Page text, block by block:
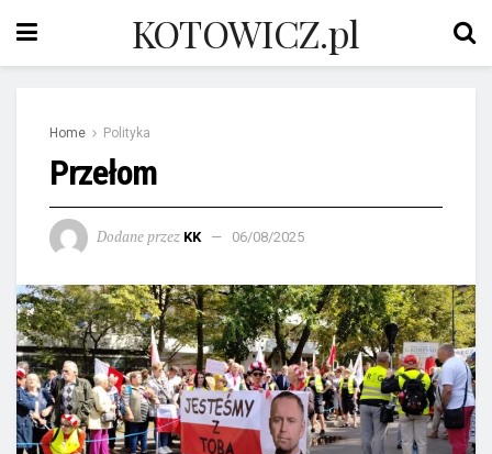
KOTOWICZ.pl
Home Polityka
Przełom
Dodane przez KK 06/08/2025